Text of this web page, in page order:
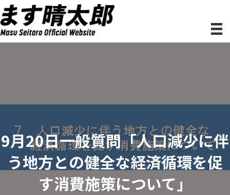
9月20日一般質問「人口減少に伴
う地方との健全な経済循環を促
す消費施策について」